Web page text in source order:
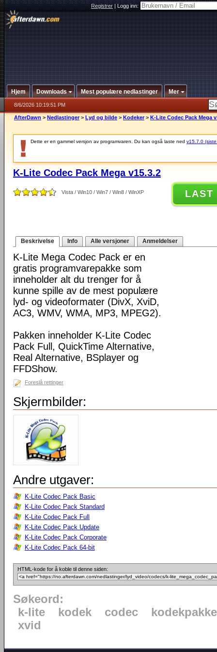
Registrer|Logg inn:
Hjem Downloads Mest populære nedlastinger Mer
8/6/2026 10:19:51 PM
AfterDawn > Nedlastinger > Lyd og bilde > Kodeker > K-Lite Codec Pack Mega
Dette er en gammel versjon av programvaren. Du kan også laste ned v15.7.0
K-Lite Codec Pack Mega v15.3.2
Vista / Win10 / Win7 / Win8 / WinXP LAST
Beskrivelse Info Alle versjoner Anmeldelser
K-Lite Mega Codec Pack er en
gratis programvarepakke som
inneholder alt du trenger for å
kunne spille av de mest populære
lyd- og videoformater (DivX, XviD,
AC3, WMV, WMA, MP3, MPEG2).
Pakken inneholder K-Lite Codec
Pack Full, QuickTime Alternative,
Real Alternative, BSplayer og
FFDShow.
Foreslå rettinger
Skjermbilder:
Andre utgaver:
K-Lite Codec Pack Basic
K-Lite Codec Pack Standard
K-Lite Codec Pack Full
K-Lite Codec Pack Update
K-Lite Codec Pack Corporate
K-Lite Codec Pack 64-bit
HTML-kode for å koble til denne siden:
Søkeord:
k-lite
kodek codec
kodekpakke
xvid